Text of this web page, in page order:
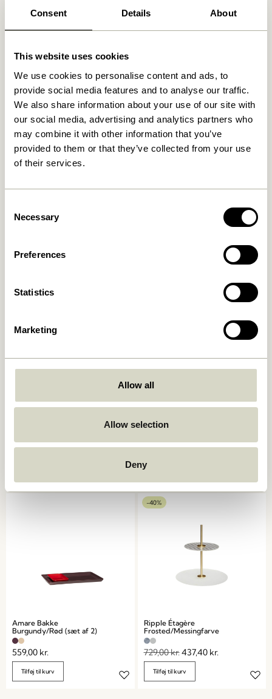
Consent Details About
This website uses cookies
We use cookies to personalise content and ads, to
provide social media features and to analyse our traffic.
We also share information about your use of our site with
our social media, advertising and analytics partners who
may combine it with other information that you’ve
provided to them or that they’ve collected from your use
of their services.
Selection
Necessary
Preferences
Statistics
Marketing
Allow all
Allow selection
Deny
Fri fragt over
Relaterede varer
199,00kr.
-30%
Amare Bakke
Burgundy/Rød (sæt af 2)
559,00 kr.
Tilføj til kurv
-40%
Ripple Étagère
Frosted/Messingfarve
729,00kr.437,40 kr.
Tilføj til kurv